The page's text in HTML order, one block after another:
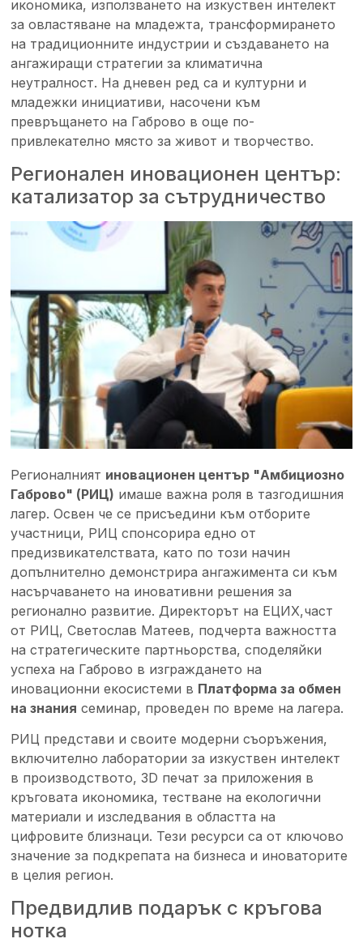
икономика, използването на изкуствен интелект
за овластяване на младежта, трансформирането
на традиционните индустрии и създаването на
ангажиращи стратегии за климатична
неутралност. На дневен ред са и културни и
младежки инициативи, насочени към
превръщането на Габрово в още по-
привлекателно място за живот и творчество.
Регионален иновационен център:
катализатор за сътрудничество
Регионалният иновационен център "Амбициозно
Габрово" (РИЦ) имаше важна роля в тазгодишния
лагер. Освен че се присъедини към отборите
участници, РИЦ спонсорира едно от
предизвикателствата, като по този начин
допълнително демонстрира ангажимента си към
насърчаването на иновативни решения за
регионално развитие. Директорът на ЕЦИХ,част
от РИЦ, Светослав Матеев, подчерта важността
на стратегическите партньорства, споделяйки
успеха на Габрово в изграждането на
иновационни екосистеми в Платформа за обмен
на знания семинар, проведен по време на лагера.
РИЦ представи и своите модерни съоръжения,
включително лаборатории за изкуствен интелект
в производството, 3D печат за приложения в
кръговата икономика, тестване на екологични
материали и изследвания в областта на
цифровите близнаци. Тези ресурси са от ключово
значение за подкрепата на бизнеса и иноваторите
в целия регион.
Предвидлив подарък с кръгова
нотка